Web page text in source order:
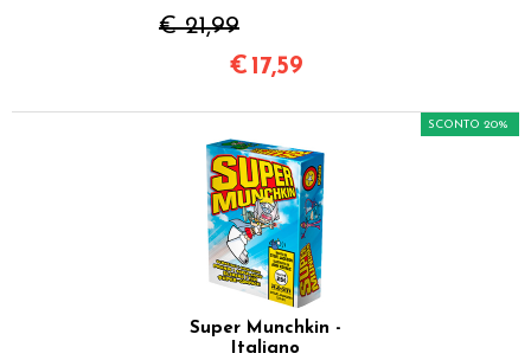
€ 21,99
€ 17,59
Super Munchkin -
Italiano
SCONTO 20%